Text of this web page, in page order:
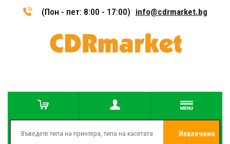
(Пон - пет: 8:00 - 17:00) info@cdrmarket.bg
Извлечено